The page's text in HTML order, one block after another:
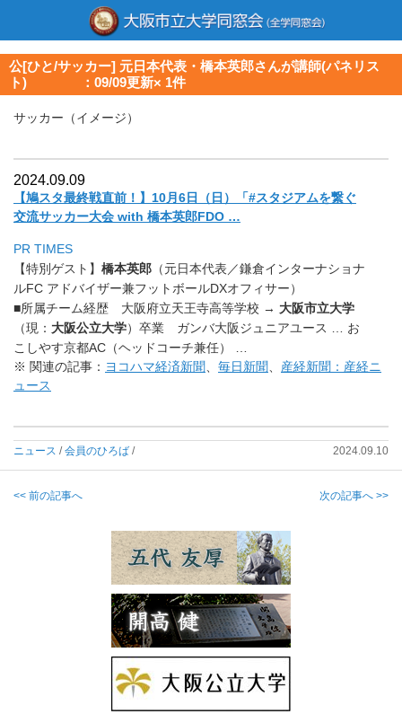
公[ひと/サッカー] 元日本代表・橋本英郎さんが講師(パネリス
ト) ：09/09更新× 1件
サッカー（イメージ）
2024.09.09
【鳩スタ最終戦直前！】10月6日（日）「#スタジアムを繋ぐ
交流サッカー大会 with 橋本英郎FDO …
PR TIMES
【特別ゲスト】 橋本英郎 （元日本代表／鎌倉インターナショナ
ルFC アドバイザー兼フットボールDXオフィサー）
■所属チーム経歴 大阪府立天王寺高等学校 → 大阪市立大学
（現： 大阪公立大学）卒業 ガンバ大阪ジュニアユース … お
こしやす京都AC（ヘッドコーチ兼任）
※ 関連の記事： ヨコハマ経済新聞 毎日新聞
産経新聞：産経ニ
ュース
ニュース /会員のひろば / 2024.09.10
<< 前の記事へ 次の記事へ >>